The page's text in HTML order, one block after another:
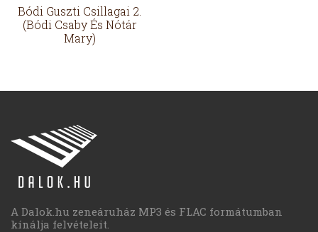
Bódi Guszti Csillagai 2.
(Bódi Csaby És Nótár
Mary)
A Dalok.hu zeneáruház MP3 és FLAC formátumban
kínálja felvételeit.